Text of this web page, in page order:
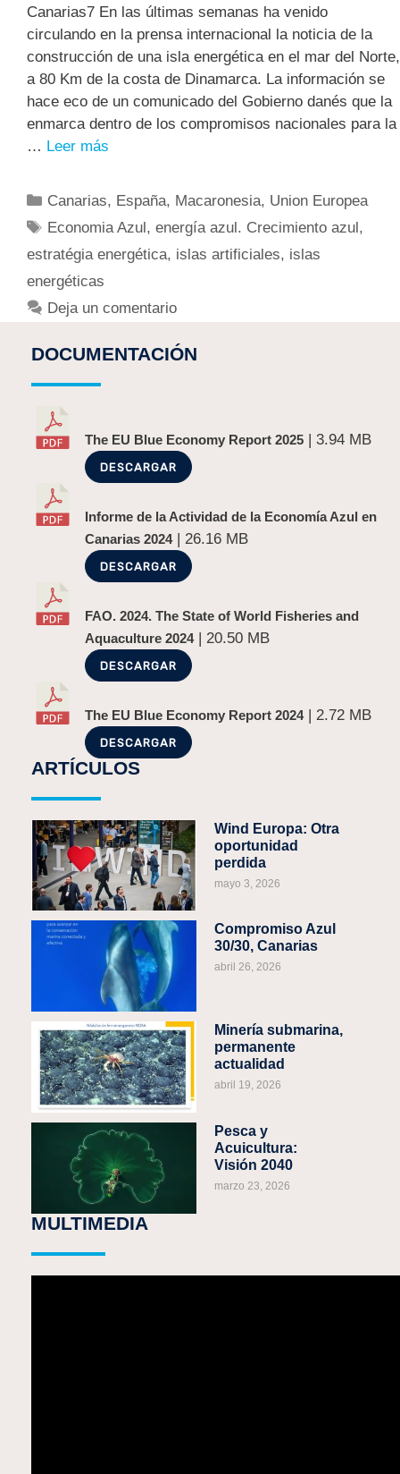
Canarias7 En las últimas semanas ha venido
circulando en la prensa internacional la noticia de la
construcción de una isla energética en el mar del Norte,
a 80 Km de la costa de Dinamarca. La información se
hace eco de un comunicado del Gobierno danés que la
enmarca dentro de los compromisos nacionales para la
… Leer más
Canarias, España, Macaronesia, Union Europea
Economia Azul ,energía azul. Crecimiento azul ,
estratégia energética, islas artificiales, islas
energéticas
Deja un comentario
DOCUMENTACIÓN
The EU Blue Economy Report 2025 | 3.94 MB
DESCARGAR
Informe de la Actividad de la Economía Azul en
Canarias 2024| 26.16 MB
DESCARGAR
FAO. 2024. The State of World Fisheries and
Aquaculture 2024| 20.50 MB
DESCARGAR
The EU Blue Economy Report 2024| 2.72 MB
DESCARGAR
ARTÍCULOS
Wind Europa: Otra
oportunidad
perdida
mayo 3, 2026
Compromiso Azul
30/30, Canarias
abril 26, 2026
Minería submarina,
permanente
actualidad
abril 19, 2026
Pesca y
Acuicultura:
Visión 2040
marzo 23, 2026
MULTIMEDIA